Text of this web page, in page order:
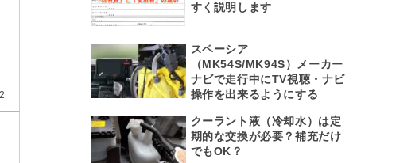
すく説明します
スペーシア
（MK54S/MK94S）メーカー
ナビで走行中にTV視聴・ナビ
操作を出来るようにする
クーラント液（冷却水）は定
期的な交換が必要？補充だけ
でもOK？